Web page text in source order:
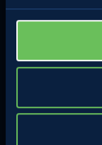
sui concorsi